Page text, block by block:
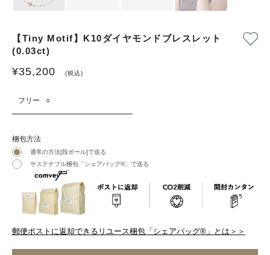
【Tiny Motif】K10ダイヤモンドブレスレット
(0.03ct)
¥35,200 (税込)
フリー ○
梱包方法
通常の方法[段ボール]で送る
サステナブル梱包「シェアバッグ®︎」で送る
郵便ポストに返却できるリユース梱包「シェアバッグ®︎」とは＞＞